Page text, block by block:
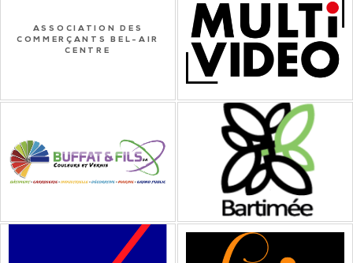
ASSOCIATION DES
COMMERÇANTS BEL-AIR
CENTRE